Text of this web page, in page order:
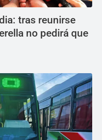
tras reunirse
no pedirá que